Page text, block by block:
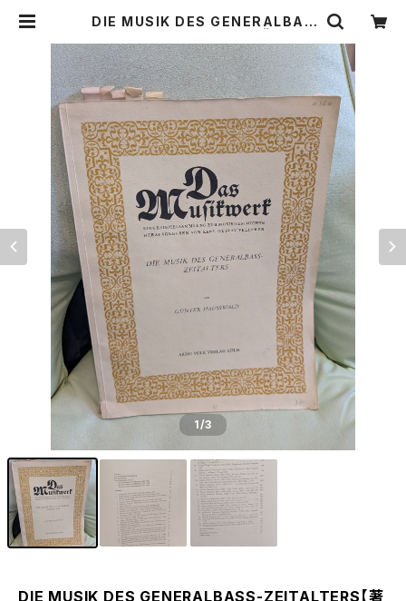
DIE MUSIK DES GENERALBAS
HAUSSWALD】出版社：ARNO VO
LK VERLAG KÖLN 1973年 | Bir
ds' Tale Collective
1/3
DIE MUSIK DES GENERALBASS-ZEITALTERS【著